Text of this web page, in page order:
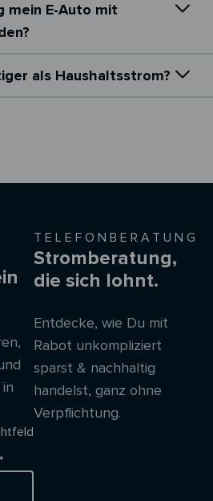
mein E-Auto mit
als Haushaltsstrom?
TELEFONBERATUNG
Stromberatung,
die sich lohnt.
Entdecke, wie Du mit
Rabot unkompliziert
sparst & nachhaltig
handelst, ganz ohne
Verpflichtung.